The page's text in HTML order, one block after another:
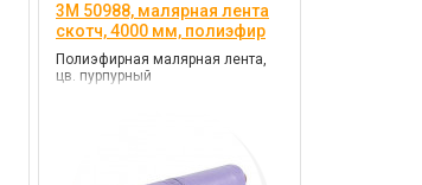
3M 50988, малярная лента
скотч, 4000 мм, полиэфир
Полиэфирная малярная лента,
цв. пурпурный